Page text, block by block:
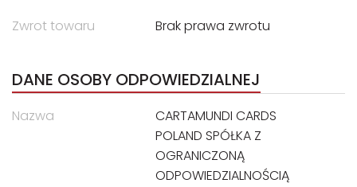
Zwrot towaru
Brak prawa zwrotu
DANE OSOBY ODPOWIEDZIALNEJ
Nazwa
CARTAMUNDI CARDS
POLAND SPÓŁKA Z
OGRANICZONĄ
ODPOWIEDZIALNOŚCIĄ